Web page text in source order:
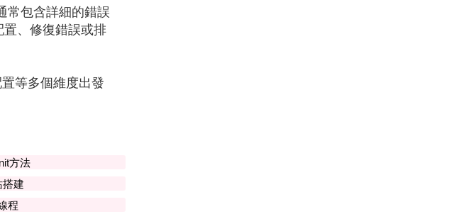
常包含詳細的錯誤
、修復錯誤或排
等多個維度出發
方法
建
程